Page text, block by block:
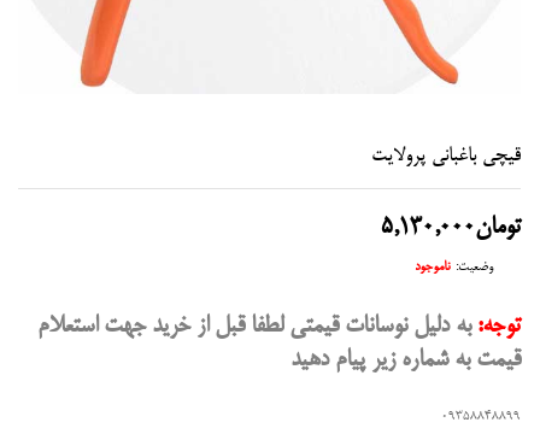
قیچی باغبانی پرولایت
تومان5,130,000
وضعیت: ناموجود
توجه: به دلیل نوسانات قیمتی لطفا قبل از خرید جهت استعلام
قیمت به شماره زیر پیام دهید
09358848899